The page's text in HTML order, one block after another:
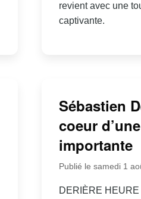
revient avec une
captivante.
Sébastien
coeur
importante
Publié le samedi 1
DERIÈRE